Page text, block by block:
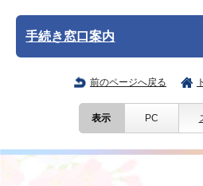
手続き窓口案内
前のページへ戻る
表示 PC